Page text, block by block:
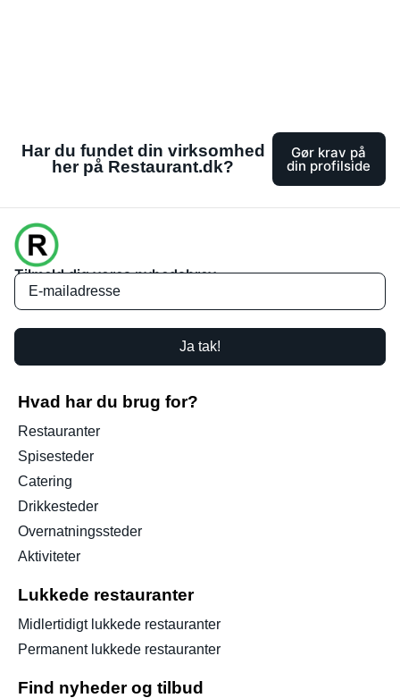
Har du fundet din virksomhed
her på Restaurant.dk?
Gør krav på
din profilside
Tilmeld dig vores nyhedsbrev
Ja tak!
Hvad har du brug for?
Restauranter
Spisesteder
Catering
Drikkesteder
Overnatningssteder
Aktiviteter
Lukkede restauranter
Midlertidigt lukkede restauranter
Permanent lukkede restauranter
Find nyheder og tilbud